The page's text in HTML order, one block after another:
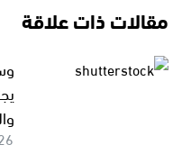
مقالات ذات علاقة